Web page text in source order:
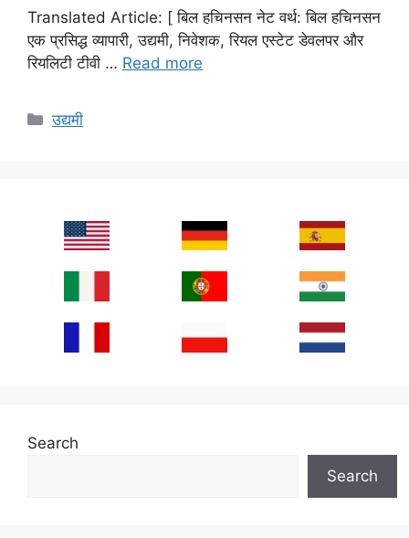
Translated Article: [ बिल हचिनसन नेट वर्थ: बिल हचिनसन
एक प्रसिद्ध व्यापारी, उद्यमी, निवेशक, रियल एस्टेट डेवलपर और
रियलिटी टीवी … Read more
Categories
उद्यमी
Search
Search